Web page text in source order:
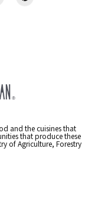
and the cuisines that
that produce these
of Agriculture, Forestry